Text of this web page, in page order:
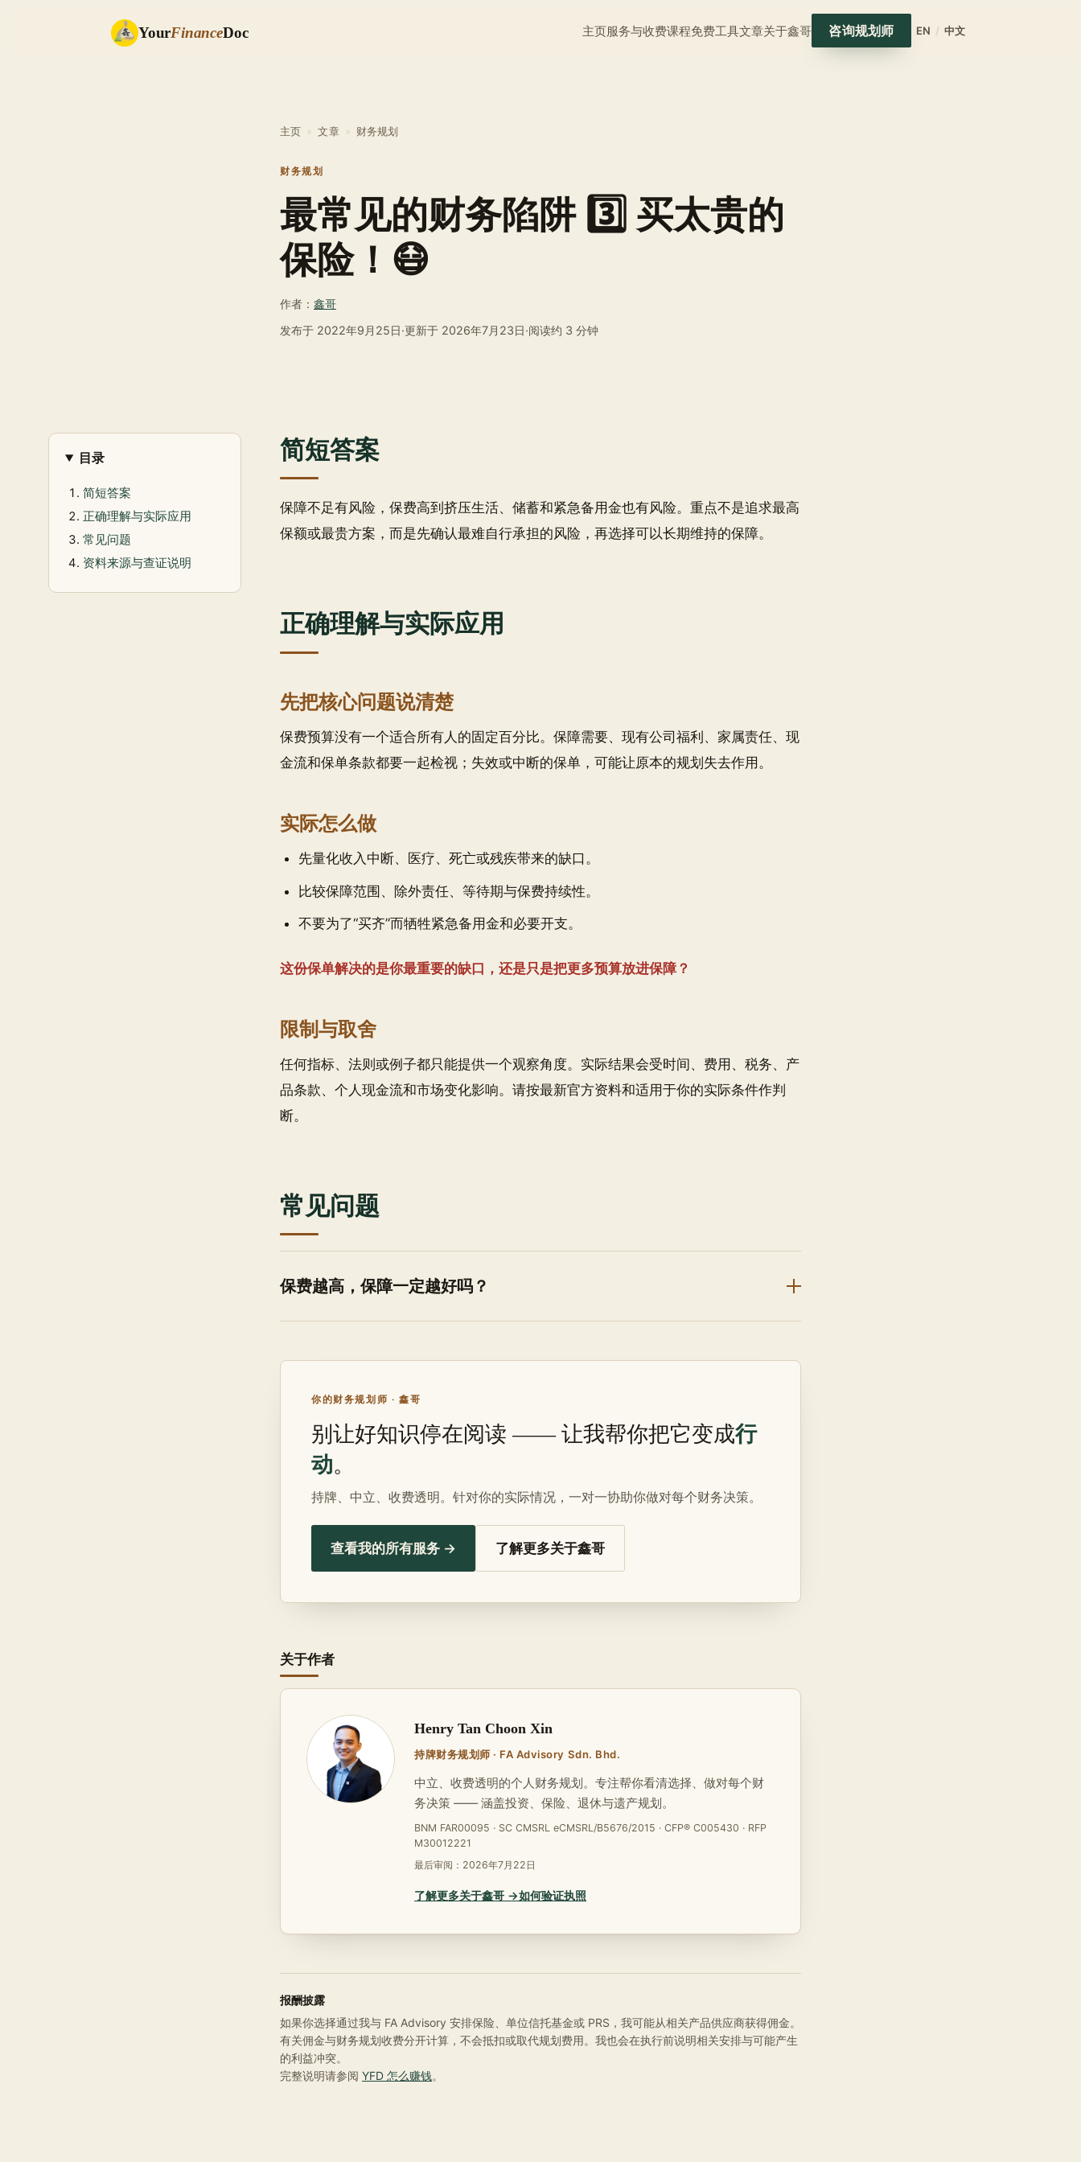
YourFinanceDoc 主页服务与收费课程免费工具文章关于鑫哥 咨询规划师 EN / 中文
主页 » 文章 » 财务规划
财务规划
最常见的财务陷阱 3️⃣ 买太贵的
保险！😷
作者： 鑫哥
发布于 2022年9月25日·更新于 2026年7月23日·阅读约 3 分钟
目录
简短答案
正确理解与实际应用
常见问题
资料来源与查证说明
简短答案
保障不足有风险，保费高到挤压生活、储蓄和紧急备用金也有风险。重点不是追求最高
保额或最贵方案，而是先确认最难自行承担的风险，再选择可以长期维持的保障。
正确理解与实际应用
先把核心问题说清楚
保费预算没有一个适合所有人的固定百分比。保障需要、现有公司福利、家属责任、现
金流和保单条款都要一起检视；失效或中断的保单，可能让原本的规划失去作用。
实际怎么做
先量化收入中断、医疗、死亡或残疾带来的缺口。
比较保障范围、除外责任、等待期与保费持续性。
不要为了“买齐”而牺牲紧急备用金和必要开支。
这份保单解决的是你最重要的缺口，还是只是把更多预算放进保障？
限制与取舍
任何指标、法则或例子都只能提供一个观察角度。实际结果会受时间、费用、税务、产
品条款、个人现金流和市场变化影响。请按最新官方资料和适用于你的实际条件作判
断。
常见问题
保费越高，保障一定越好吗？
你的财务规划师 · 鑫哥
别让好知识停在阅读 —— 让我帮你把它变成行
动。
持牌、中立、收费透明。针对你的实际情况，一对一协助你做对每个财务决策。
查看我的所有服务 → 了解更多关于鑫哥
关于作者
Henry Tan Choon Xin
持牌财务规划师 · FA Advisory Sdn. Bhd.
中立、收费透明的个人财务规划。专注帮你看清选择、做对每个财
务决策 —— 涵盖投资、保险、退休与遗产规划。
BNM FAR00095 · SC CMSRL eCMSRL/B5676/2015 · CFP® C005430 · RFP
M30012221
最后审阅： 2026年7月22日
了解更多关于鑫哥 →如何验证执照
报酬披露
如果你选择通过我与 FA Advisory 安排保险、单位信托基金或 PRS，我可能从相关产品供应商获得佣金。
有关佣金与财务规划收费分开计算，不会抵扣或取代规划费用。我也会在执行前说明相关安排与可能产生
的利益冲突。
完整说明请参阅 YFD 怎么赚钱。